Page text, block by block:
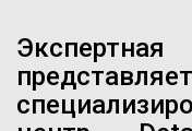
Экспертная
представляет